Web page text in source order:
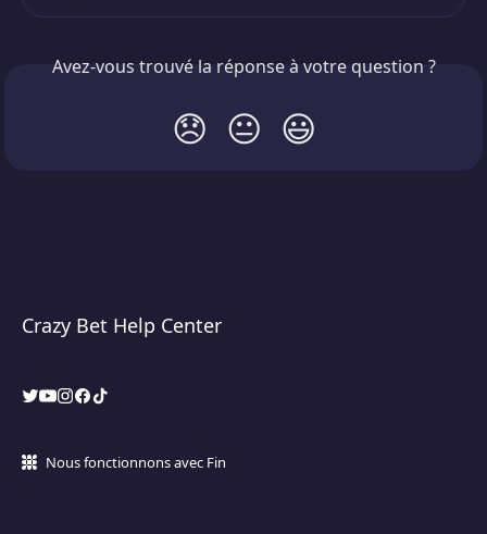
Avez-vous trouvé la réponse à votre question ?
😞 😐 😃
Crazy Bet Help Center
Nous fonctionnons avec Fin